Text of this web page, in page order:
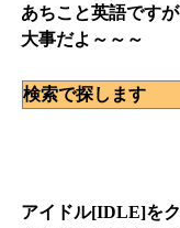
あちこと英語です
大事だよ～～～
検索で探します
アイドル[IDLE]を